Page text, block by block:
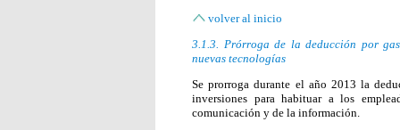
volver al inicio
3.1.3. Prórroga de la deducción por
nuevas tecnologías
Se prorroga durante el año 2013 la
inversiones para habituar a los
comunicación y de la información.